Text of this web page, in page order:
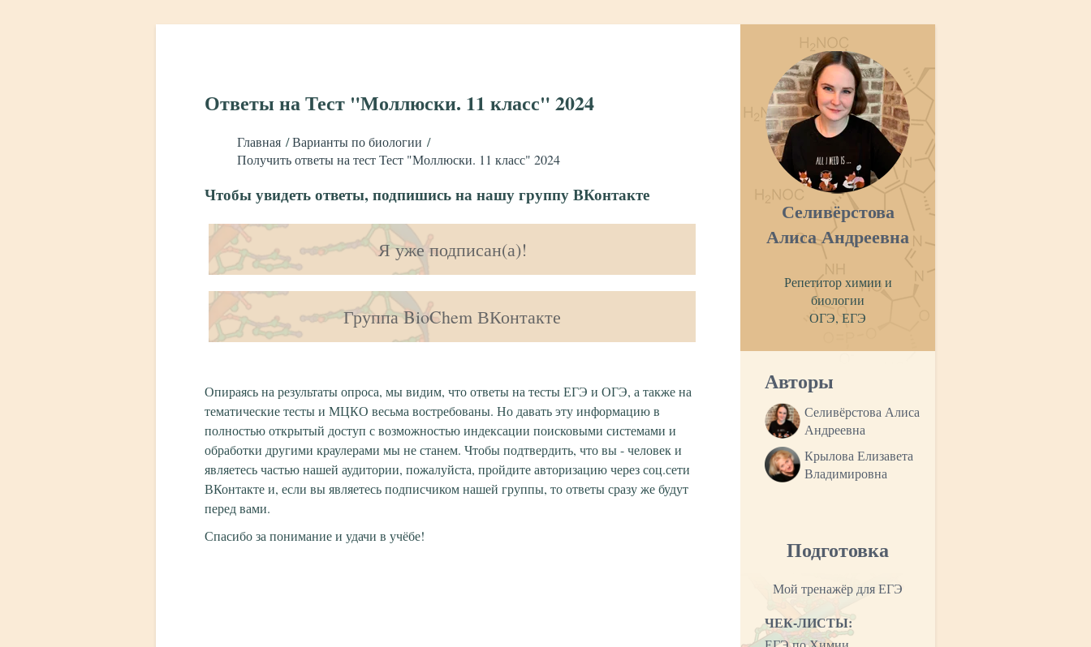
Селивёрстова
Алиса Андреевна
Репетитор химии и
биологии
ОГЭ, ЕГЭ
Авторы
Селивёрстова Алиса
Андреевна
Крылова Елизавета
Владимировна
Подготовка
Мой тренажёр для ЕГЭ
ЧЕК-ЛИСТЫ:
Ответы на Тест "Моллюски. 11 класс" 2024
Главная
Варианты по биологии
Получить ответы на тест Тест "Моллюски. 11 класс" 2024
Чтобы увидеть ответы, подпишись на нашу группу ВКонтакте
Я уже подписан(а)!
Группа BioChem ВКонтакте
Опираясь на результаты опроса, мы видим, что ответы на тесты ЕГЭ и ОГЭ, а также на
тематические тесты и МЦКО весьма востребованы. Но давать эту информацию в
полностью открытый доступ с возможностью индексации поисковыми системами и
обработки другими краулерами мы не станем. Чтобы подтвердить, что вы - человек и
являетесь частью нашей аудитории, пожалуйста, пройдите авторизацию через соц.сети
ВКонтакте и, если вы являетесь подписчиком нашей группы, то ответы сразу же будут
перед вами.
Спасибо за понимание и удачи в учёбе!